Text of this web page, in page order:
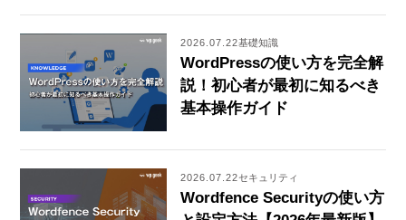
2026.07.22基礎知識
WordPressの使い方を完全解
説！初心者が最初に知るべき
基本操作ガイド
2026.07.22セキュリティ
Wordfence Securityの使い方